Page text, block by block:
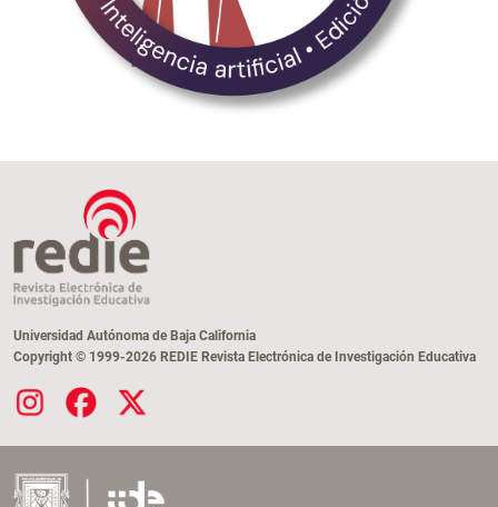
Universidad Autónoma de Baja California
Copyright © 1999-2026 REDIE Revista Electrónica de Investigación Educativa